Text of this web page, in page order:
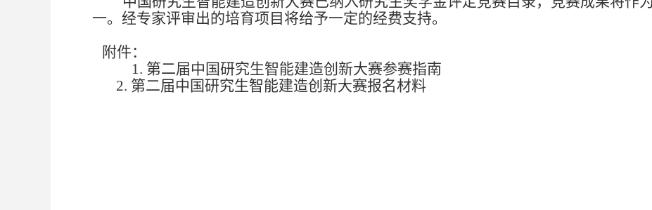
一。经专家评审出的培育项目 将给予一定的经费支持。
附件：
1. 第二届中国研究生智能建造创新大赛参赛指南
2. 第二届中国研究生智能建造创新大赛报名材料